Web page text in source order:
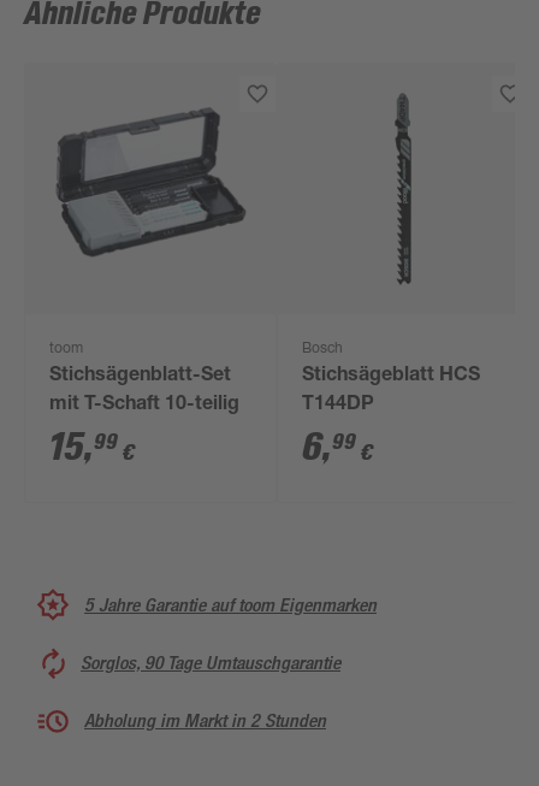
Ähnliche Produkte
toom
Stichsägenblatt-Set
mit T-Schaft 10-teilig
15,99 €
Bosch
Stichsägeblatt HCS
T144DP
6,99 €
5 Jahre Garantie auf toom Eigenmarken
Sorglos, 90 Tage Umtauschgarantie
Abholung im Markt in 2 Stunden